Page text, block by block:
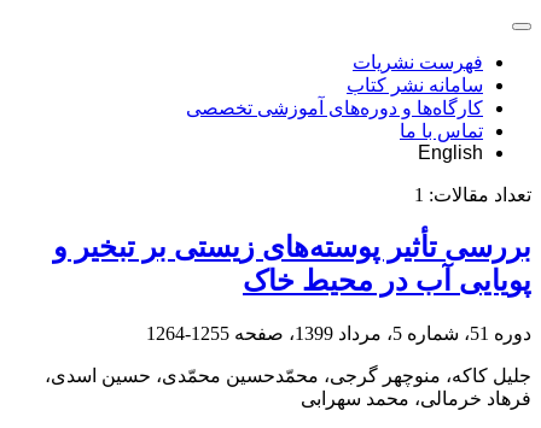
فهرست نشریات
سامانه نشر کتاب
کارگاه‌ها و دوره‌های آموزشی تخصصی
تماس با ما
English
تعداد مقالات: 1
بررسی تأثیر پوسته‌های زیستی بر تبخیر و
پویایی آب در محیط خاک
دوره 51، شماره 5، مرداد 1399، صفحه 1255-1264
جلیل کاکه، منوچهر گرجی، محمّدحسین محمّدی، حسین اسدی،
فرهاد خرمالی، محمد سهرابی